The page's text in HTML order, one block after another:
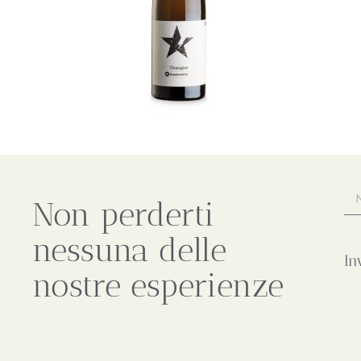
Non perderti
nessuna delle
nostre esperienze